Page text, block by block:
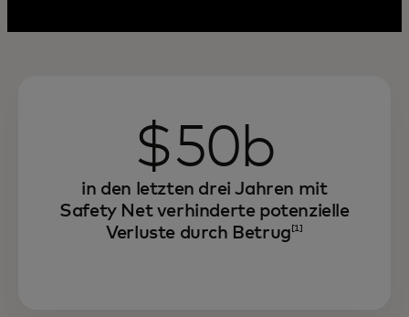
$50b
in den letzten drei Jahren mit
Safety Net verhinderte potenzielle
Verluste durch Betrug [1]